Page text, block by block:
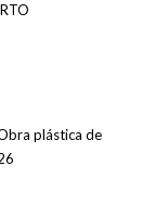
plástica de